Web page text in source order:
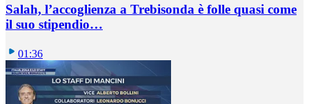
Salah, l’accoglienza a Trebisonda è folle quasi come
il suo stipendio…
01:36